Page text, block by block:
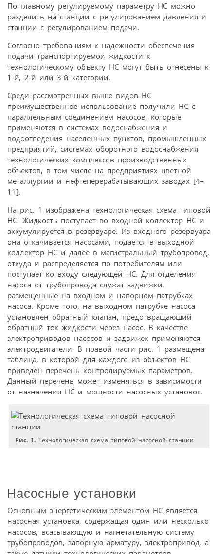
По главному регулируемому параметру НС можно
разделить на станции с регулированием давления и
станции с регулированием подачи.
Согласно требованиям к надежности обеспечения
подачи транспортируемой жидкости к
технологическому объекту НС могут быть отнесены к
1-й, 2-й или 3-й категории.
Среди рассмотренных выше видов НС
преимущественное использование получили НС с
параллельным соединением насосов, которые
применяются в системах водоснабжения и
водоотведения населенных пунктов, промышленных
предприятий, системах оборотного водоснабжения
технологических комплексов производственных
объектов, в том числе на предприятиях цветной
металлургии и нефтеперерабатывающих заводах [4–
11].
На рис. 1 изображена технологическая схема типовой
НС. Жидкость поступает во входной коллектор НС и
аккумулируется в резервуаре. Из входного резервуара
она откачивается насосами, подается в выходной
коллектор НС и далее в магистральный трубопровод,
откуда и распределяется по потребителям или
поступает ко входу следующей НС. Для отделения
насоса от трубопровода служат задвижки,
размещенные на входном и напорном патрубках
насоса. Кроме того, на выходном патрубке насоса
установлен обратный клапан, предотвращающий
обратный ток жидкости через насос. В качестве
электроприводов насосов и задвижек применяются
электродвигатели. В правой части рис. 1 размещена
таблица, в которой для каждого из объектов НС
приведен перечень контролируемых параметров.
Данный перечень может изменяться в зависимости
от назначения НС и мощности насосных установок.
Рис. 1. Технологическая схема типовой насосной станции
Насосные установки
Основным энергетическим элементом НС является
насосная установка, содержащая один или несколько
насосов, всасывающую и нагнетательную систему
трубопроводов, запорную арматуру, электропривод, а